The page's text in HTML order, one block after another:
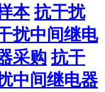
本 抗干扰
扰中间继电
采购 抗干
中间继电器